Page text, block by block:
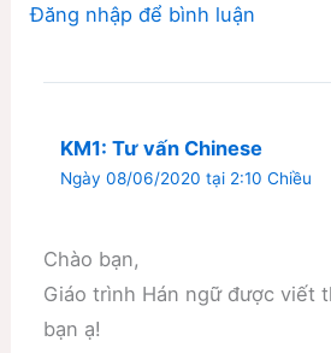
Đăng nhập để bình luận
KM1: Tư vấn Chinese
Ngày 08/06/2020 tại 2:10 Chiều
Chào bạn,
Giáo trình Hán ngữ được viết
bạn ạ!